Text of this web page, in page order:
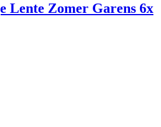
Lente Zomer Garens 6x